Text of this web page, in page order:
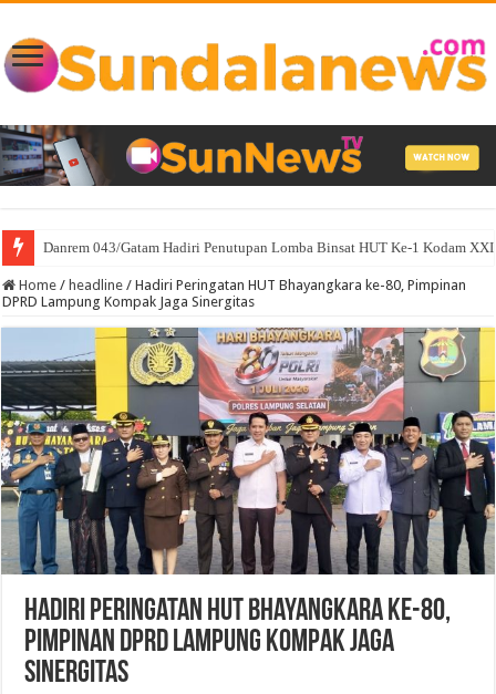
Danrem 043/Gatam Hadiri Penutupan Lomba Binsat HUT Ke-1 Kodam
Home / headline / Hadiri Peringatan HUT Bhayangkara ke-80, Pimpinan
DPRD Lampung Kompak Jaga Sinergitas
Hadiri Peringatan HUT Bhayangkara ke-80,
Pimpinan DPRD Lampung Kompak Jaga
Sinergitas